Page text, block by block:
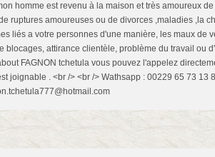
homme est revenu à la maison et très amoureux
ruptures amoureuses ou de divorces ,maladies ,la
liés a votre personnes d'une manière, les maux de
blocages, attirance clientèle, problème du travail ou
FAGNON tchetula vous pouvez l'appelez
joignable . <br /> <br /> Wathsapp : 00229 65 73 13